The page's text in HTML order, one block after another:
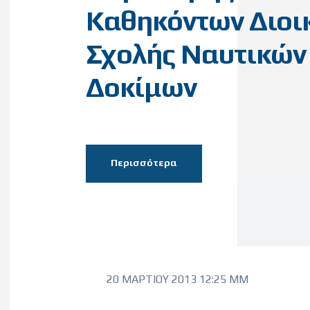
Καθηκόντων
Σχολής Ναυτικών
Δοκίμων
Περισσότερα
20 ΜΑΡΤΊΟΥ 2013 12:25 ΜΜ